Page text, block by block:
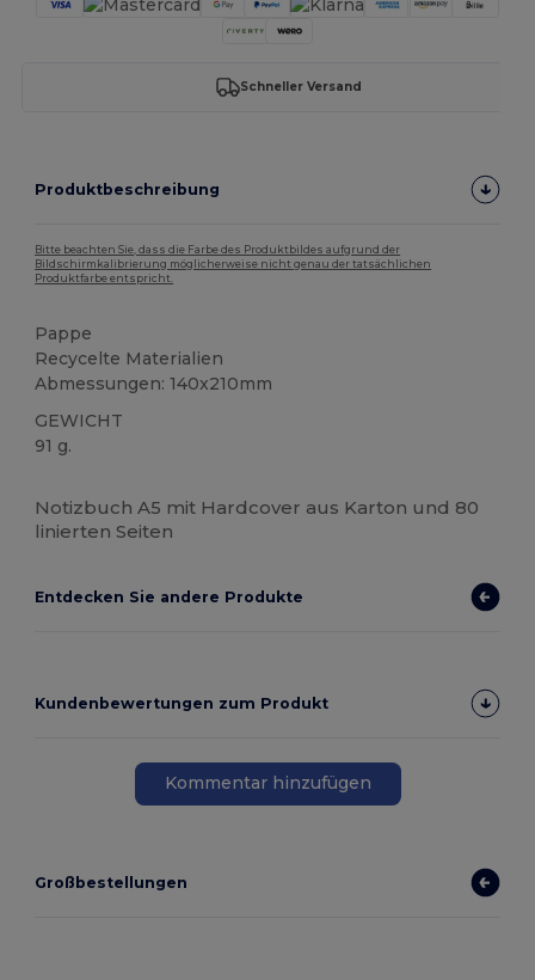
Schneller Versand
Produktbeschreibung
Bitte beachten Sie, dass die Farbe des Produktbildes aufgrund der
Bildschirmkalibrierung möglicherweise nicht genau der tatsächlichen
Produktfarbe entspricht.
Pappe
Recycelte Materialien
Abmessungen: 140x210mm
GEWICHT
91 g.
Notizbuch A5 mit Hardcover aus Karton und 80
linierten Seiten
Entdecken Sie andere Produkte
Kundenbewertungen zum Produkt
Kommentar hinzufügen
Großbestellungen